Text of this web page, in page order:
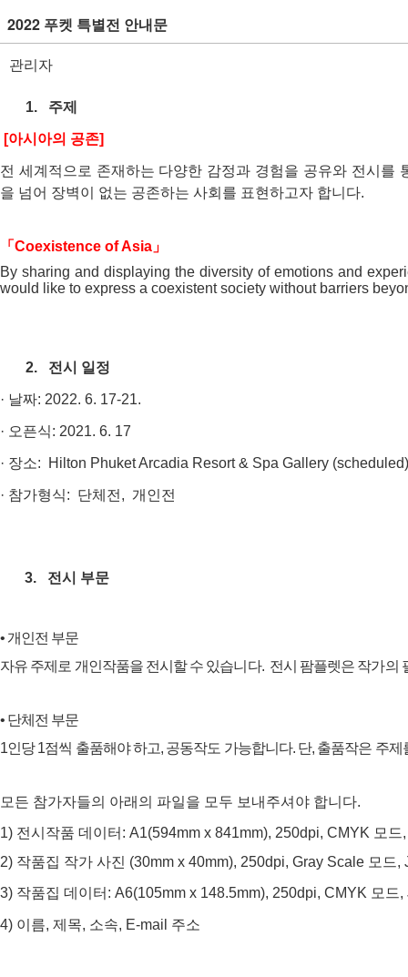
2022 푸켓 특별전 안내문
관리자
1. 주제
[아시아의 공존]
전 세계적으로 존재하는 다양한 감정과 경험을 공유와 전시를
을 넘어 장벽이 없는 공존하는 사회를 표현하고자 합니다.
「Coexistence of Asia 」
By sharing and displaying the diversity of emotions and
would like to express a coexistent society without barriers
2. 전시 일정
· 날짜: 2022. 6. 17-21.
· 오픈식: 2021. 6. 17
· 장소: Hilton Phuket Arcadia Resort & Spa Gallery (scheduled)
· 참가형식: 단체전, 개인전
3. 전시 부문
• 개인전 부문
자유 주제로 개인작품을 전시할 수 있습니다. 전시 팜플렛은 작가의
• 단체전 부문
1인당1점씩 출품해야하고, 공동작도 가능합니다. 단, 출품작은 주제
모든 참가자들의 아래의 파일을 모두 보내주셔야 합니다.
1) 전시작품 데이터: A1(594mm x 841mm), 250dpi, CMYK 모드
2) 작품집 작가 사진 (30mm x 40mm), 250dpi, Gray Scale 모드,
3) 작품집 데이터: A6(105mm x 148.5mm), 250dpi, CMYK 모드,
4) 이름, 제목, 소속, E-mail 주소